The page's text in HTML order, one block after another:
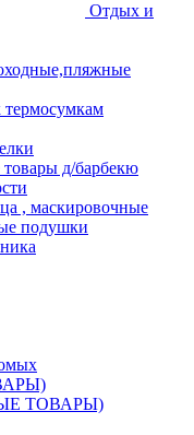
Отдых и
д/барбекю
, маскировочные
подушки
ТОВАРЫ)